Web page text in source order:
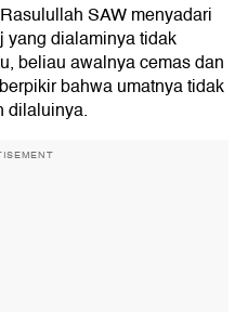
SAW menyadari
yang dialaminya tidak
beliau awalnya cemas dan
bahwa umatnya tidak
dilaluinya.